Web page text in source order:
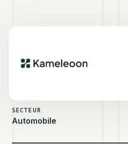
VOIR D'AUTRES SUCCESS STORIES
SECTEUR
Automobile